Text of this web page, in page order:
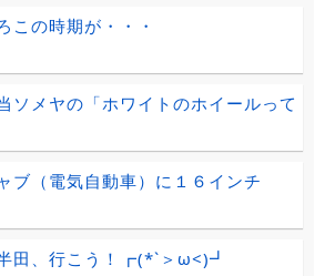
この時期が・・・
ソメヤの「ホワイトのホイールって
ブ（電気自動車）に１６インチ
田、行こう！┏(*`＞ω<)┛